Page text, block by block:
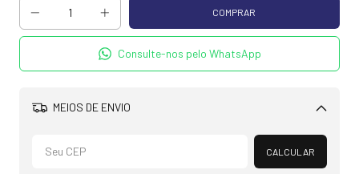
Consulte-nos pelo WhatsApp
MEIOS DE ENVIO
Alterar CEP
CALCULAR